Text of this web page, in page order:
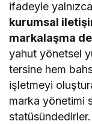
ifadeyle yalnızca
kurumsal
markalaşma
yahut yönetsel
tersine hem
işletmeyi
marka yönetimi